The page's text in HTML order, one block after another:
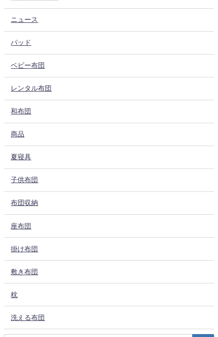
ニュース
パッド
ベビー布団
レンタル布団
和布団
商品
夏寝具
子供布団
布団収納
座布団
掛け布団
敷き布団
枕
洗える布団